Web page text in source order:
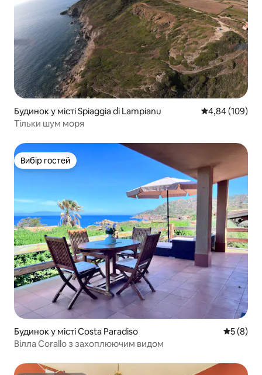
Будинок у місті Spiaggia di Lampianu Середня
4,84 (109)
Тільки шум моря
Вибір гостей
Вибір гостей
Будинок у місті Costa Paradiso Середня
5 (8)
Вілла Corallo з захоплюючим видом